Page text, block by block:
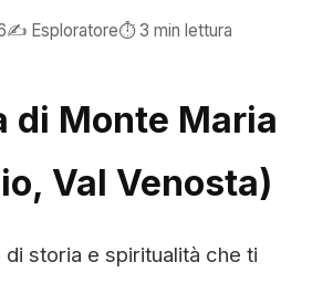
✍️ Esploratore⏱️ 3 min lettura
di Monte Maria
Val Venosta)
di storia e spiritualità che ti